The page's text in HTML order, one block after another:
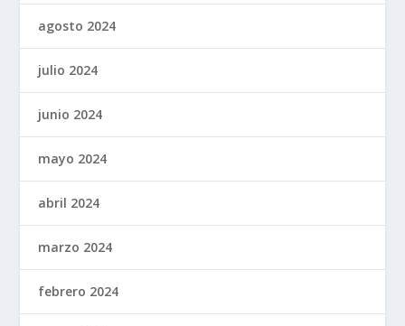
agosto 2024
julio 2024
junio 2024
mayo 2024
abril 2024
marzo 2024
febrero 2024